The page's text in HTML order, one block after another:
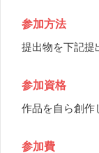
参加方法
提出物を下記提
参加資格
作品を自ら創作
参加費